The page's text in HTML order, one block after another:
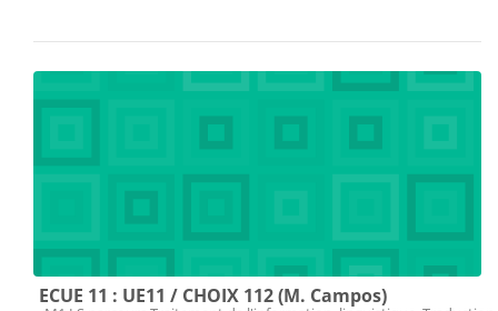
ECUE 11 : UE11 / CHOIX 112 (M. Campos)